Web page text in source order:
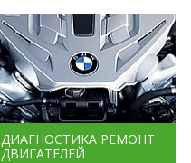
ДИАГНОСТИКА РЕМОНТ
ДВИГАТЕЛЕЙ